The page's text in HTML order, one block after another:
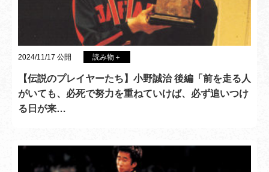
2024/11/17 公開 読み物＋
【伝説のプレイヤーたち】小野誠治 後編「前を走る人
がいても、必死で努力を重ねていけば、必ず追いつけ
る日が来…